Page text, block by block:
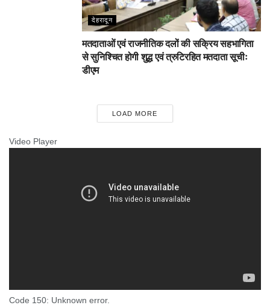
देहरादून
मतदाताओं एवं राजनीतिक दलों की सक्रिय सहभागिता
से सुनिश्चित होगी शुद्ध एवं त्रुटिरहित मतदाता सूचीः
डीएम
LOAD MORE
Video Player
Code 150: Unknown error.